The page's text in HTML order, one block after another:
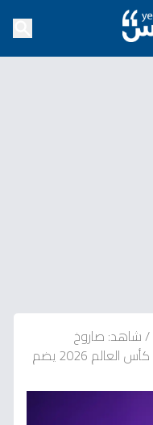
/شاهد: صاروخ
إحصائيات يفضح الحقيقة الصادمة… كأس العالم 2026 يضم